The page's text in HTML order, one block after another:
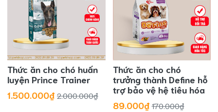
Thức ăn cho chó huấn
luyện Prince Trainer
1.500.000₫ 2.000.000₫
Thức ăn cho chó
trưởng thành Define hỗ
trợ bảo vệ hệ tiêu hóa
89.000₫ 170.000₫